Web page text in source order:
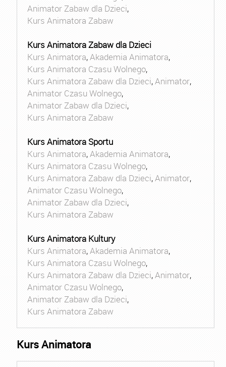
Animator Zabaw dla Dzieci,
Kurs Animatora Zabaw
Kurs Animatora Zabaw dla Dzieci
Kurs Animatora,Akademia Animatora,
Kurs Animatora Czasu Wolnego,
Kurs Animatora Zabaw dla Dzieci,Animator,
Animator Czasu Wolnego,
Animator Zabaw dla Dzieci,
Kurs Animatora Zabaw
Kurs Animatora Sportu
Kurs Animatora,Akademia Animatora,
Kurs Animatora Czasu Wolnego,
Kurs Animatora Zabaw dla Dzieci,Animator,
Animator Czasu Wolnego,
Animator Zabaw dla Dzieci,
Kurs Animatora Zabaw
Kurs Animatora Kultury
Kurs Animatora,Akademia Animatora,
Kurs Animatora Czasu Wolnego,
Kurs Animatora Zabaw dla Dzieci,Animator,
Animator Czasu Wolnego,
Animator Zabaw dla Dzieci,
Kurs Animatora Zabaw
Kurs Animatora